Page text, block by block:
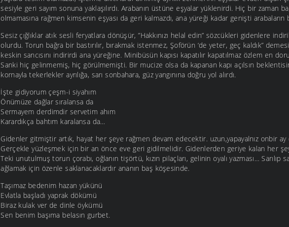
sesiyle geri sayım sonuna yaklaşılırdı. Arabanın üstüne eşyalar yüklenirdi. Hiç bir zaman
olmamasına rağmen kimsenin eşyası da geri kalmazdı, ana yüreği kadar genişti arabaların
Sesiz çığlıklar atık sesli feryatlara dönüşür, ”Hakkınızı helal edin” sözcükleri gidenlere
olurdu. Torun bağra bir bastırılır, bırakmak istenmez, Şoförün ‘de yeter, geç kaldık”
keskin sancısını indirirdi ana yüreğine. Minibüsün kapısı kapatılır kapatılmaz özlem en
Sanki hiç gelinmemiş, hiç görülmemişti. Bir mucize olsa da kapanan kapı açılsın
kornayla tekerlekler ayrılığa, sarı sonbahara, güz yangınına doğru yol alırdı.
İşte gidiyorum çeşm-i siyahım
Önümüze dağlar sıralansa da
Sermayem derdimdir servetim ahım
Karardıkça bahtım karalansa da…
Gidenler gitmiştir artık, hayat her şeye rağmen devam edecektir. uzun,yapayalnız onbir ay
Gerçekle yüzleşmek için bir an önce eve geri gidilmelidir. Gidenlerden geriye kalan her
Teki unutulmuş torun çorabı, oğlanın tişörtü, kızın pilaçları, gelinin oyalı yazması… Sarılıp
ağlamak için özenle saklanacaklardır ananın baş köşesinde.
Taşımaz bedenim hazan yükünü
Evlatla başladı yaprak dökümü
Biraz kulak ver de dinle öykümü
Sen benim başıma belasın gurbet.